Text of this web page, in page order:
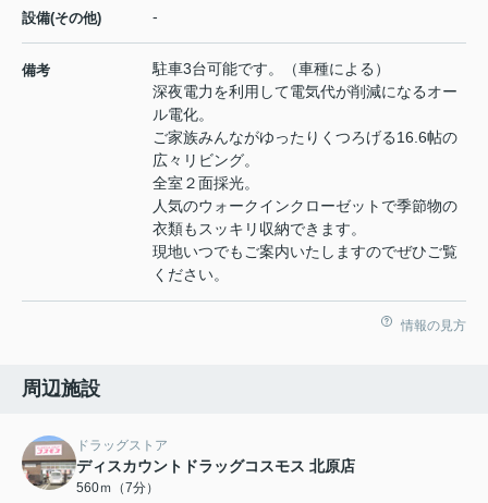
設備(その他) -
備考
駐車3台可能です。（車種による）
深夜電力を利用して電気代が削減になるオー
ル電化。
ご家族みんながゆったりくつろげる16.6帖の
広々リビング。
全室２面採光。
人気のウォークインクローゼットで季節物の
衣類もスッキリ収納できます。
現地いつでもご案内いたしますのでぜひご覧
ください。
情報の見方
周辺施設
ドラッグストア
ディスカウントドラッグコスモス 北原店
560ｍ（7分）